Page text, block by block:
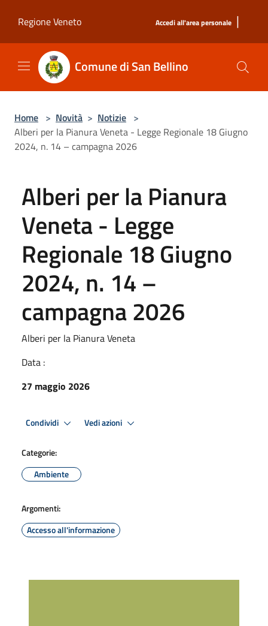
Regione Veneto
Accedi all'area personale |
Comune di San Bellino
Home > Novità > Notizie >
Alberi per la Pianura Veneta - Legge Regionale 18 Giugno
2024, n. 14 – campagna 2026
Alberi per la Pianura
Veneta - Legge
Regionale 18 Giugno
2024, n. 14 –
campagna 2026
Alberi per la Pianura Veneta
Data :
27 maggio 2026
Condividi Vedi azioni
Categorie:
Ambiente
Argomenti:
Accesso all'informazione